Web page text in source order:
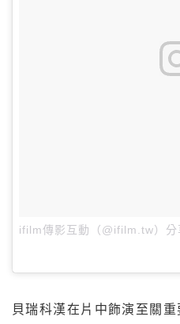
ifilm傳影互動（@ifilm.tw）分
貝瑞科漢在片中飾演至關